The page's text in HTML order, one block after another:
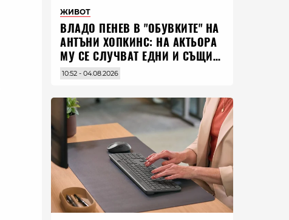
ЖИВОТ
ВЛАДO ПЕНЕВ В "ОБУВКИТЕ" НА
АНТЪНИ ХОПКИНС: НА АКТЬОРА
МУ СЕ СЛУЧВАТ ЕДНИ И СЪЩИ
НЕЩА ПО ЦЕЛИЯ СВЯТ
10:52 - 04.08.2026